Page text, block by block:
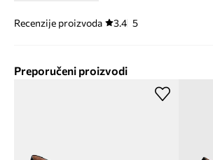
Recenzije proizvoda 3.4 5
Preporučeni proizvodi